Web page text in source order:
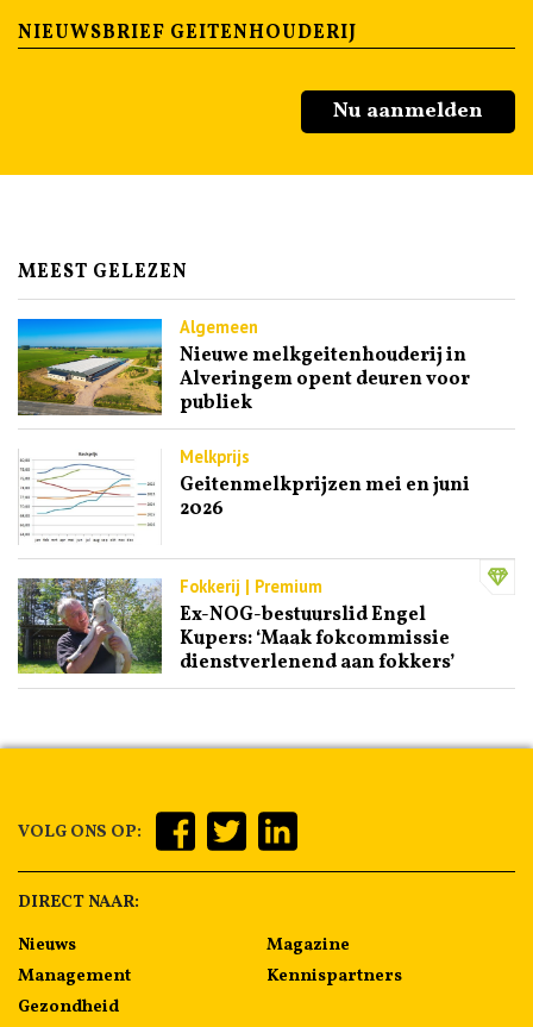
NIEUWSBRIEF GEITENHOUDERIJ
Nu aanmelden
MEEST GELEZEN
Algemeen
Nieuwe melkgeitenhouderij in
Alveringem opent deuren voor
publiek
Melkprijs
Geitenmelkprijzen mei en juni
2026
Fokkerij | Premium
Ex-NOG-bestuurslid Engel
Kupers: ‘Maak fokcommissie
dienstverlenend aan fokkers’
VOLG ONS OP:
DIRECT NAAR:
Nieuws
Management
Gezondheid
Magazine
Kennispartners